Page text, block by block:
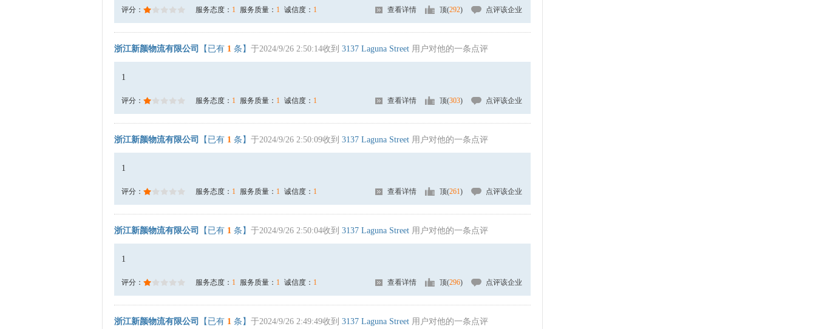
评分： 服务态度： 1 服务质量： 1 诚信度： 1 查看详情 顶(292) 点评该企业
浙江新颜物流有限公司 【已有 1 条】 于2024/9/26 2:50:14收到 3137 Laguna Street 用户对他的一条点评
1
评分： 服务态度： 1 服务质量： 1 诚信度： 1 查看详情 顶(303) 点评该企业
浙江新颜物流有限公司 【已有 1 条】 于2024/9/26 2:50:09收到 3137 Laguna Street 用户对他的一条点评
1
评分： 服务态度： 1 服务质量： 1 诚信度： 1 查看详情 顶(261) 点评该企业
浙江新颜物流有限公司 【已有 1 条】 于2024/9/26 2:50:04收到 3137 Laguna Street 用户对他的一条点评
1
评分： 服务态度： 1 服务质量： 1 诚信度： 1 查看详情 顶(296) 点评该企业
浙江新颜物流有限公司 【已有 1 条】 于2024/9/26 2:49:49收到 3137 Laguna Street 用户对他的一条点评